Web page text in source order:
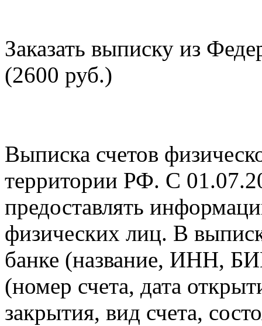
Заказать выписку из
(2600 руб.)
Выписка счетов
территории РФ. С
предоставлять
физических лиц. В
банке (название, ИНН,
(номер счета, дата
закрытия, вид счета,